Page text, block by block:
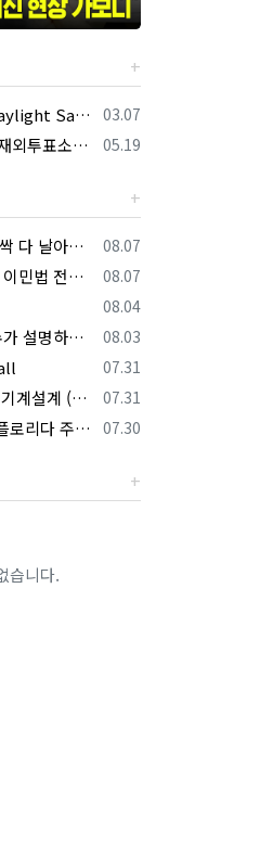
등록일
03.07
2026년 서머타임(Daylight Saving Time) 시작 안내
등록일
05.19
제21대 대통령선거 재외투표소의 명칭 및 소재지 등의 공고/올랜도 제외 투표소
등록일
08.07
당신의 노후 자금이 싹 다 날아갈 수도 있습니다, 롱텀케어 준비 하기
등록일
08.07
2026년 트럼프 정부 이민법 전면 시행 꼭 알아야 할 4가지!!
등록일
08.04
등록일
08.03
[8월 무료] 공대 교수가 설명하는 AP Physics1 물리 온라인 강의
등록일
07.31
등록일
07.31
[긴급채용]연구개발 기계설계 (C&C) 엔지니어 모집
등록일
07.30
(2026년 7월 29일) 플로리다 주요 뉴스 | 플로리다 한인 닷컴
습니다.